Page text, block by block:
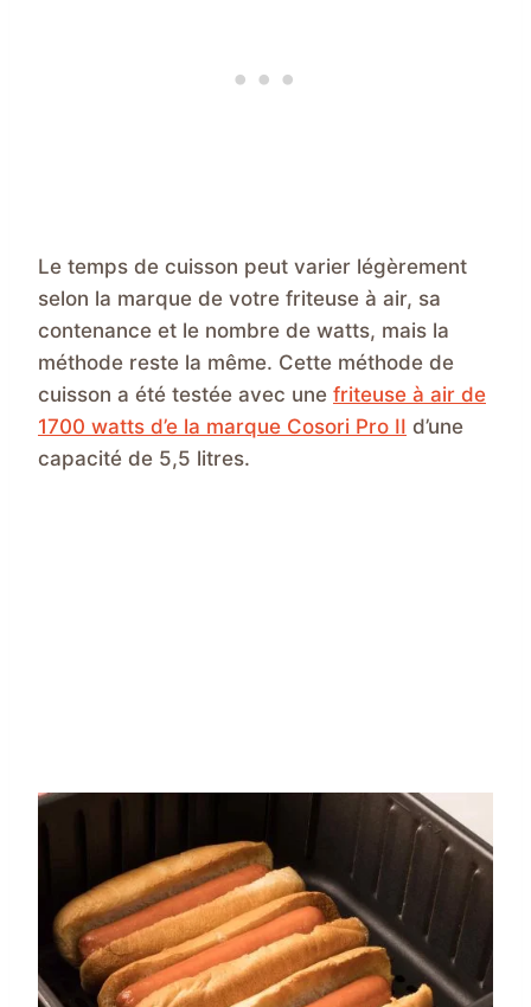
Le temps de cuisson peut varier légèrement
selon la marque de votre friteuse à air, sa
contenance et le nombre de watts, mais la
méthode reste la même. Cette méthode de
cuisson a été testée avec une friteuse à air de
1700 watts d’e la marque Cosori Pro II d’une
capacité de 5,5 litres.